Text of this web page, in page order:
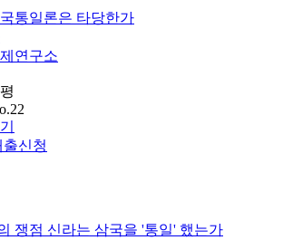
통일론은 타당한가
연구소
출신청
쟁점 신라는 삼국을 '통일' 했는가